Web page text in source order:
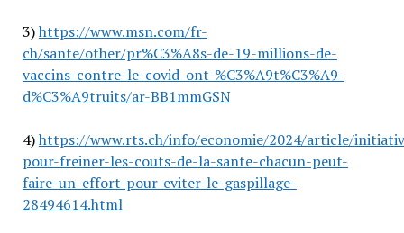
3)https://www.msn.com/fr-
ch/sante/other/pr%C3%A8s-de-19-millions-de-
vaccins-contre-le-covid-ont-%C3%A9t%C3%A9-
d%C3%A9truits/ar-BB1mmGSN
4)https://www.rts.ch/info/economie/2024/article/
pour-freiner-les-couts-de-la-sante-chacun-peut-
faire-un-effort-pour-eviter-le-gaspillage-
28494614.html